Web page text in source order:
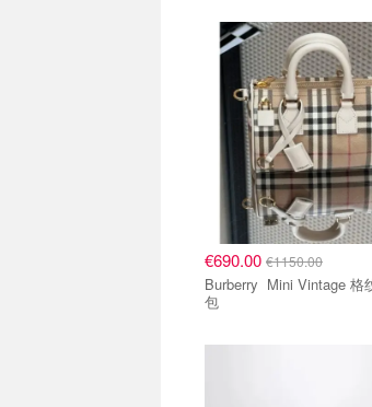
€690.00 €1150.00
Burberry Mini Vintage 格纹保龄球
包